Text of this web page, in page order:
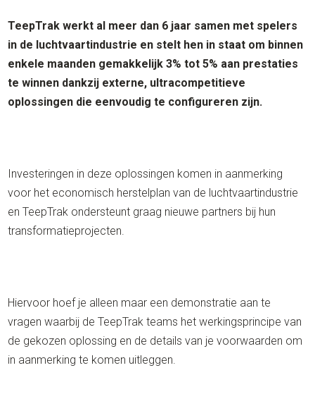
TeepTrak werkt al meer dan 6 jaar samen met spelers
in de luchtvaartindustrie en stelt hen in staat om binnen
enkele maanden gemakkelijk 3% tot 5% aan prestaties
te winnen dankzij externe, ultracompetitieve
oplossingen die eenvoudig te configureren zijn.
Investeringen in deze oplossingen komen in aanmerking
voor het economisch herstelplan van de luchtvaartindustrie
en TeepTrak ondersteunt graag nieuwe partners bij hun
transformatieprojecten.
Hiervoor hoef je alleen maar een demonstratie aan te
vragen waarbij de TeepTrak teams het werkingsprincipe van
de gekozen oplossing en de details van je voorwaarden om
in aanmerking te komen uitleggen.